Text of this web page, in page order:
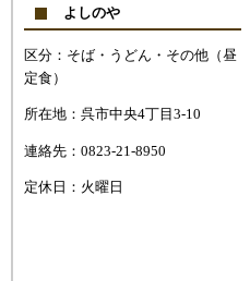
よしのや
区分：そば・うどん・その他（昼
定食）
所在地：呉市中央4丁目3-10
連絡先：0823-21-8950
定休日：火曜日